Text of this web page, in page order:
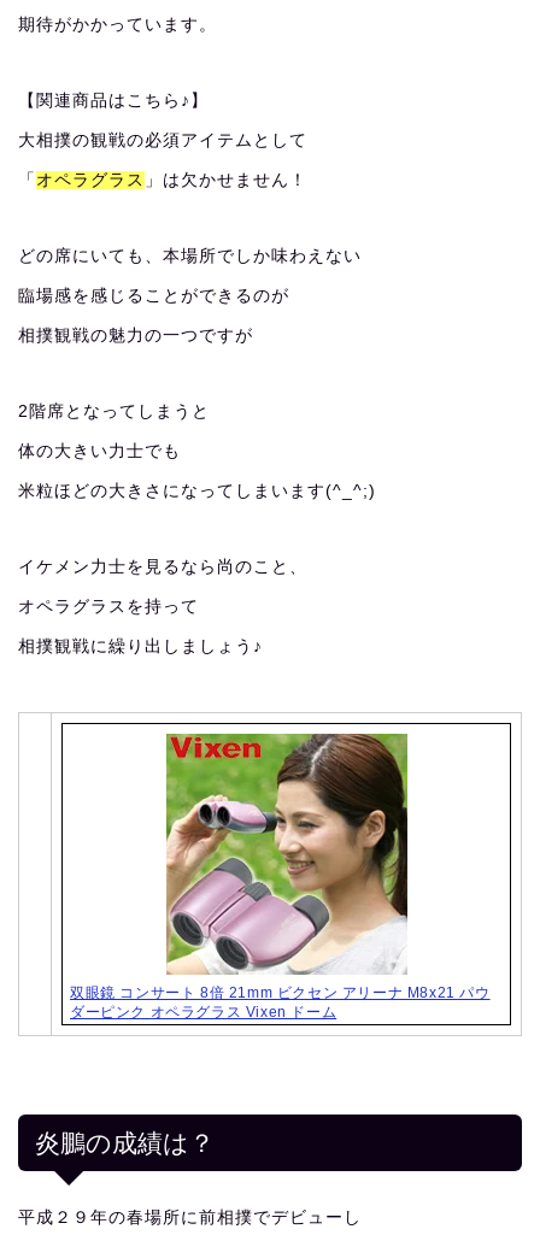
期待がかかっています。
【関連商品はこちら♪】
大相撲の観戦の必須アイテムとして
「 オペラグラス 」は欠かせません！
どの席にいても、本場所でしか味わえない
臨場感を感じることができるのが
相撲観戦の魅力の一つですが
2階席となってしまうと
体の大きい力士でも
米粒ほどの大きさになってしまいます(^_^;)
イケメン力士を見るなら尚のこと、
オペラグラスを持って
相撲観戦に繰り出しましょう♪
双眼鏡 コンサート 8倍 21mm ビクセン アリーナ M8x21 パウ
ダーピンク オペラグラス Vixen ドーム
炎鵬の成績は？
平成２９年の春場所に前相撲でデビューし